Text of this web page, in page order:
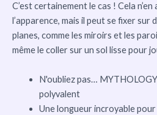
C’est certainement le cas ! Cela
l’apparence, mais il peut se fixer sur
planes, comme les miroirs et les
même le coller sur un sol lisse pour
N'oubliez pas…
polyvalent
Une longueur incroyable